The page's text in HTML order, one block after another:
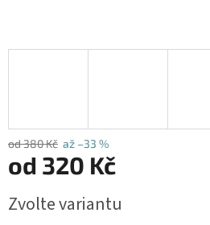
od 380 Kč až –33 %
od 320 Kč
cena:
Zvolte variantu